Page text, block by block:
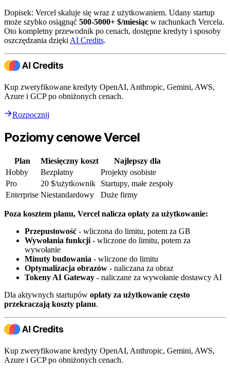
Dopisek: Vercel skaluje się wraz z użytkowaniem. Udany startup
może szybko osiągnąć 500-5000+ $/miesiąc w rachunkach Vercela.
Oto kompletny przewodnik po cenach, dostępne kredyty i sposoby
oszczędzania dzięki AI Credits.
Kup zweryfikowane kredyty OpenAI, Anthropic, Gemini, AWS,
Azure i GCP po obniżonych cenach.
Rozpocznij
Poziomy cenowe Vercel
Plan Miesięczny koszt
Najlepszy dla
Hobby
Bezpłatny
Projekty osobiste
Pro
20 $/użytkownik
Startupy, małe zespoły
Enterprise Niestandardowy Duże firmy
Poza kosztem planu, Vercel nalicza opłaty za użytkowanie:
Przepustowość - wliczona do limitu, potem za GB
Wywołania funkcji - wliczone do limitu, potem za
wywołanie
Minuty budowania - wliczone do limitu
Optymalizacja obrazów - naliczana za obraz
Tokeny AI Gateway - naliczane za wywołanie dostawcy AI
Dla aktywnych startupów opłaty za użytkowanie często
przekraczają koszty planu.
Kup zweryfikowane kredyty OpenAI, Anthropic, Gemini, AWS,
Azure i GCP po obniżonych cenach.